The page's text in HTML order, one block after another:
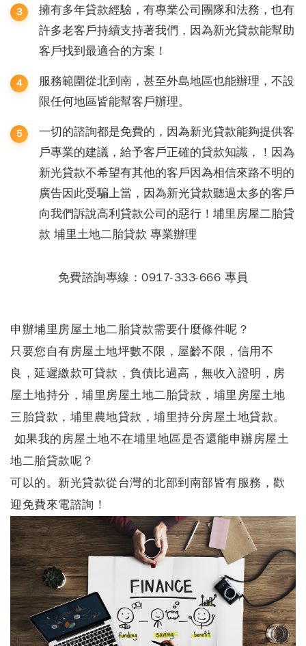
擁有多年貸款經驗，有專業公司團隊和法務，也有
許多老客戶持續支持著我們，因為新光貸款能幫助
客戶找到最適合的方案！
服務範圍從北到南，甚至外島地區也能辦理，不設
限任何地區皆能幫客戶辦理。
一切的諮詢都是免費的，因為新光貸款能夠提供客
戶專業的建議，給予客戶正確的貸款知識，！因為
新光貸款不希望有其他的客戶因為相信來路不明的
廣告因此受騙上當，因為新光貸款聽過太多的客戶
向我們訴說高利貸款公司的惡行！埔里房屋二胎貸
款 埔里土地二胎貸款 專業辦理
免費諮詢專線：0917-333-666 專員
申辦埔里房屋土地二胎貸款需要什麼條件呢？
只要您自有房屋土地坪數不限，屋齡不限，信用不
良，延遲繳款可貸款，負債比過高，無收入證明，房
屋土地持分， 埔里房屋土地二胎貸款 ， 埔里房屋土地
三胎貸款 ， 埔里農地貸款 ， 埔里持分房屋土地貸款。
如果我的房屋土地不在埔里地區是否還能申辦房屋土
地二胎貸款呢？
可以的。新光貸款從台灣的北部到南部皆有服務，歡
迎免費來電諮詢！